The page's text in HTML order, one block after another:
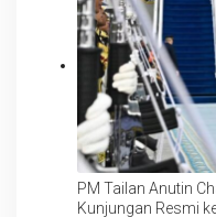
PM Tailan Anutin
Kunjungan Resmi